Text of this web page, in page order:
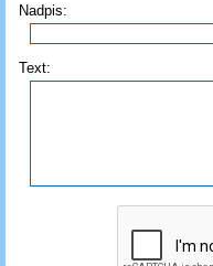
Nadpis:
Text: